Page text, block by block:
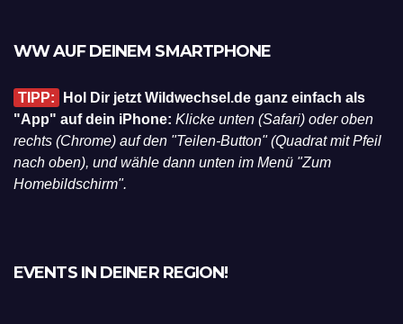
WW AUF DEINEM SMARTPHONE
TIPP:
Hol Dir jetzt Wildwechsel.de ganz einfach als
"App" auf dein iPhone: Klicke unten (Safari) oder oben
rechts (Chrome) auf den "Teilen-Button" (Quadrat mit Pfeil
nach oben), und wähle dann unten im Menü "Zum
Homebildschirm".
EVENTS IN DEINER REGION!